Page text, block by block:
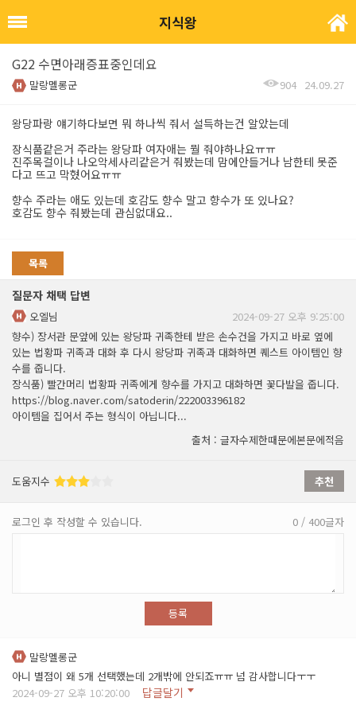
지식왕
G22 수면아래증표중인데요
말랑멜롱군 904 24.09.27
왕당파랑 얘기하다보면 뭐 하나씩 줘서 설득하는건 알았는데
장식품같은거 주라는 왕당파 여자애는 뭘 줘야하나요ㅠㅠ
진주목걸이나 나오악세사리같은거 줘봤는데 맘에안들거나 남한테 못준
다고 뜨고 막혔어요ㅠㅠ
향수 주라는 애도 있는데 호감도 향수 말고 향수가 또 있나요?
호감도 향수 줘봤는데 관심없대요..
목록
질문자 채택 답변
오엘님
2024-09-27 오후 9:25:00
향수) 장서관 문앞에 있는 왕당파 귀족한테 받은 손수건을 가지고 바로 옆에
있는 법황파 귀족과 대화 후 다시 왕당파 귀족과 대화하면 퀘스트 아이템인 향
수를 줍니다.
장식품) 빨간머리 법황파 귀족에게 향수를 가지고 대화하면 꽃다발을 줍니다.
https://blog.naver.com/satoderin/222003396182
아이템을 집어서 주는 형식이 아닙니다...
출처 : 글자수제한때문에본문에적음
도움지수 추천
로그인 후 작성할 수 있습니다. 0 / 400글자
등록
말랑멜롱군
아니 별점이 왜 5개 선택했는데 2개밖에 안되죠ㅠㅠ 넘 감사합니다ㅜㅜ
2024-09-27 오후 10:20:00
답글달기